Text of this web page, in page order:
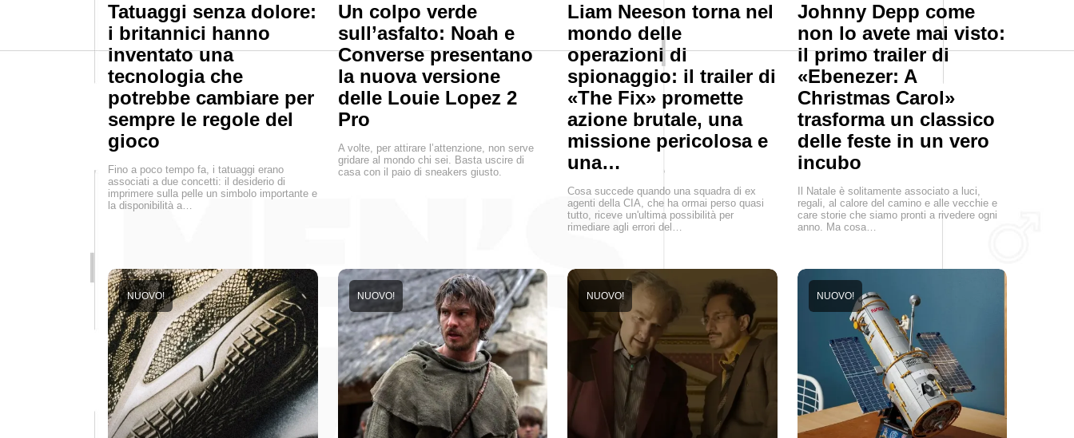
Tatuaggi senza dolore:
i britannici hanno
inventato una
tecnologia che
potrebbe cambiare per
sempre le regole del
gioco
Fino a poco tempo fa, i tatuaggi erano
associati a due concetti: il desiderio di
imprimere sulla pelle un simbolo importante e
la disponibilità a…
Un colpo verde
sull’asfalto: Noah e
Converse presentano
la nuova versione
delle Louie Lopez 2
Pro
A volte, per attirare l’attenzione, non serve
gridare al mondo chi sei. Basta uscire di
casa con il paio di sneakers giusto.
Liam Neeson torna nel
mondo delle
operazioni di
spionaggio: il trailer di
«The Fix» promette
azione brutale, una
missione pericolosa e
una…
Cosa succede quando una squadra di ex
agenti della CIA, che ha ormai perso quasi
tutto, riceve un'ultima possibilità per
rimediare agli errori del…
Johnny Depp come
non lo avete mai visto:
il primo trailer di
«Ebenezer: A
Christmas Carol»
trasforma un classico
delle feste in un vero
incubo
Il Natale è solitamente associato a luci,
regali, al calore del camino e alle vecchie e
care storie che siamo pronti a rivedere ogni
anno. Ma cosa…
NUOVO! NUOVO! NUOVO! NUOVO!